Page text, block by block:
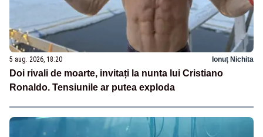
5 aug. 2026, 18:20 Ionuț Nichita
Doi rivali de moarte, invitați la nunta lui Cristiano
Ronaldo. Tensiunile ar putea exploda